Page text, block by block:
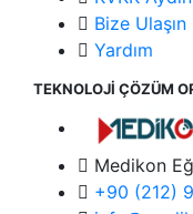
Bize Ulaşın
Yardım
TEKNOLOJİ ÇÖZÜM
Medikon
+90 (212)